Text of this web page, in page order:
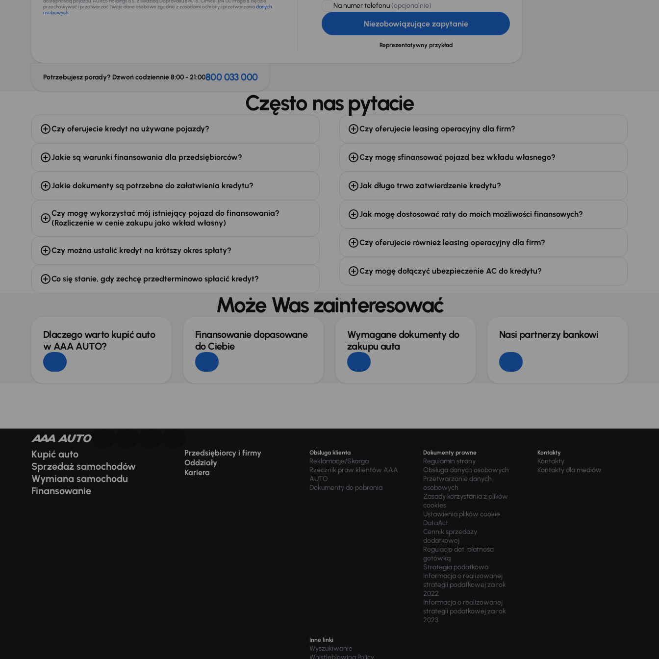
przechowywać i przetwarzać Twoje dane osobowe zgodnie z zasadami ochrony i przetwarzaniadanych
osobowych.
Na numer telefonu (opcjonalnie)
Niezobowiązujące zapytanie
Reprezentatywny przykład
Potrzebujesz porady? Dzwoń codziennie 8:00 - 21:00800 033 000
Często nas pytacie
Czy oferujecie kredyt na używane pojazdy?
Jakie są warunki finansowania dla przedsiębiorców?
Jakie dokumenty są potrzebne do załatwienia kredytu?
Czy mogę wykorzystać mój istniejący pojazd do finansowania?
(Rozliczenie w cenie zakupu jako wkład własny)
Czy można ustalić kredyt na krótszy okres spłaty?
Co się stanie, gdy zechcę przedterminowo spłacić kredyt?
Czy oferujecie leasing operacyjny dla firm?
Czy mogę sfinansować pojazd bez wkładu własnego?
Jak długo trwa zatwierdzenie kredytu?
Jak mogę dostosować raty do moich możliwości finansowych?
Czy oferujecie również leasing operacyjny dla firm?
Czy mogę dołączyć ubezpieczenie AC do kredytu?
Może Was zainteresować
Dlaczego warto kupić auto
w AAA AUTO?
Finansowanie dopasowane
do Ciebie
Wymagane dokumenty do
zakupu auta
Nasi partnerzy bankowi
Kupić auto
Sprzedaż samochodów
Wymiana samochodu
Finansowanie
Przedsiębiorcy i firmy
Oddziały
Kariera
Obsługa klienta
Reklamacje/Skarga
Rzecznik praw klientów AAA
AUTO
Dokumenty do pobrania
Dokumenty prawne
Regulamin strony
Obsługa danych osobowych
Przetwarzanie danych
osobowych
Zasady korzystania z plików
cookies
Ustawienia plików cookie
DataAct
Cennik sprzedaży
dodatkowej
Regulacje dot. płatności
gotówką
Strategia podatkowa
Informacja o realizowanej
strategii podatkowej za rok
2022
Informacja o realizowanej
strategii podatkowej za rok
2023
Kontakty
Kontakty
Kontakty dla mediów
Inne linki
Wyszukiwanie
Whistleblowing Policy